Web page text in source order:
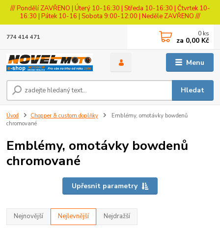
/// Pondělí ZAVŘENO | Úterý 10-16:30 | Středa 10-16:30 | Čtvrtek 10-
16:30 | Pátek 10-16 | Sobota 9:00-12:00 | Neděle ZAVŘENO ///
Menu
Hledat
774 414 471 0 ks
za 0,00 Kč
Úvod Chopper & custom doplňky
Emblémy, omotávky bowdenů
chromované
Emblémy, omotávky bowdenů
chromované
Upřesnit parametry
Nejnovější Nejlevnější Nejdražší